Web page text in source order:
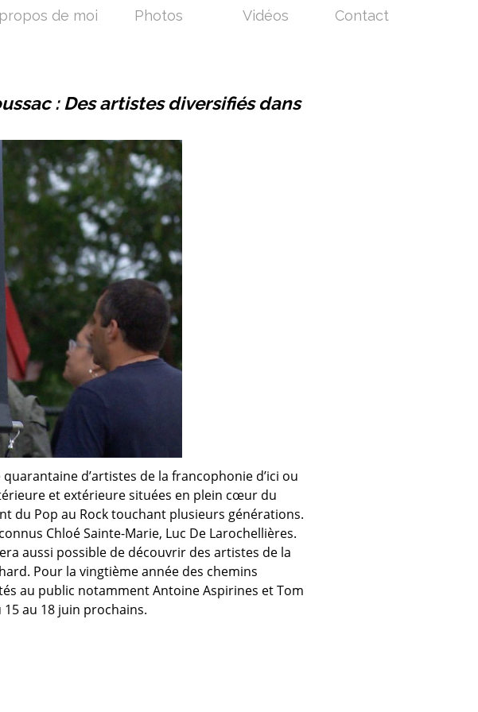
: Des artistes diversifiés dans
d’artistes de la francophonie d’ici ou
et extérieure situées en plein cœur du
du Pop au Rock touchant plusieurs générations.
Chloé Sainte-Marie, Luc De Larochellières.
aussi possible de découvrir des artistes de la
Pour la vingtième année des chemins
au public notamment Antoine Aspirines et Tom
au 18 juin prochains.
de moi Photos Vidéos Contact